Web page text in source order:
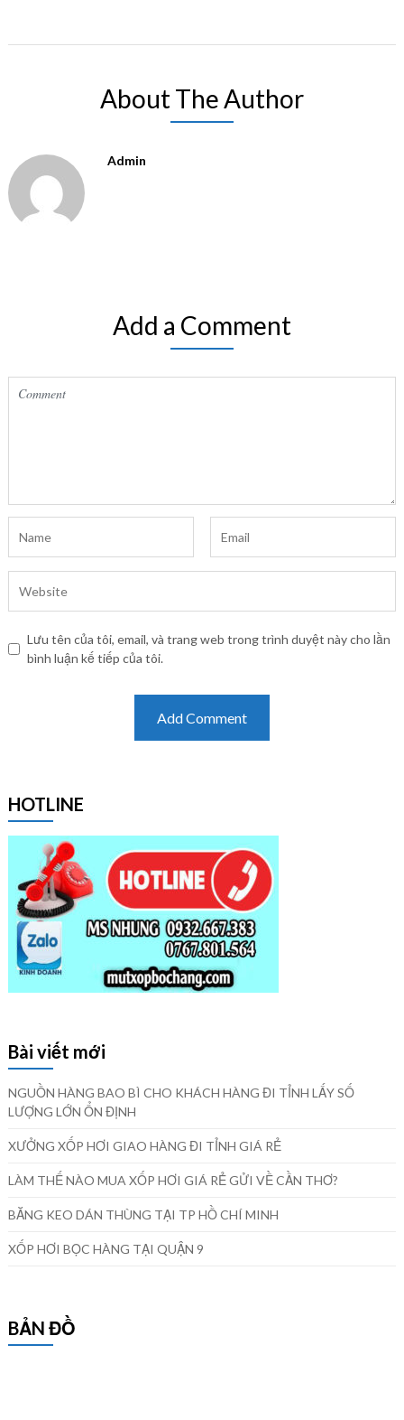
About The Author
Admin
Add a Comment
Lưu tên của tôi, email, và trang web trong trình duyệt này cho lần
bình luận kế tiếp của tôi.
HOTLINE
Bài viết mới
NGUỒN HÀNG BAO BÌ CHO KHÁCH HÀNG ĐI TỈNH LẤY SỐ
LƯỢNG LỚN ỔN ĐỊNH
XƯỞNG XỐP HƠI GIAO HÀNG ĐI TỈNH GIÁ RẺ
LÀM THẾ NÀO MUA XỐP HƠI GIÁ RẺ GỬI VỀ CẦN THƠ?
BĂNG KEO DÁN THÙNG TẠI TP HỒ CHÍ MINH
XỐP HƠI BỌC HÀNG TẠI QUẬN 9
BẢN ĐỒ